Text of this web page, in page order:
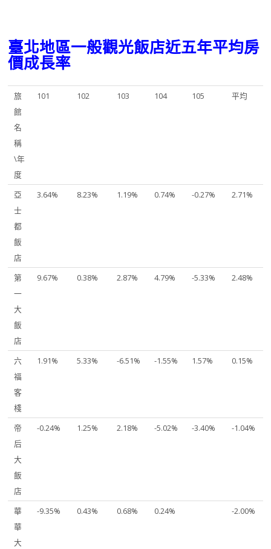
臺北地區一般觀光飯店近五年平均房
價成長率
旅
館
名
稱
\年
度
101 102 103 104 105 平均
亞
士
都
飯
店
3.64% 8.23% 1.19% 0.74% -0.27% 2.71%
第
一
大
飯
店
9.67% 0.38% 2.87% 4.79% -5.33% 2.48%
六
福
客
棧
1.91% 5.33% -6.51% -1.55% 1.57% 0.15%
帝
后
大
飯
店
-0.24% 1.25% 2.18% -5.02% -3.40% -1.04%
華
華
大
-9.35% 0.43% 0.68% 0.24% -2.00%